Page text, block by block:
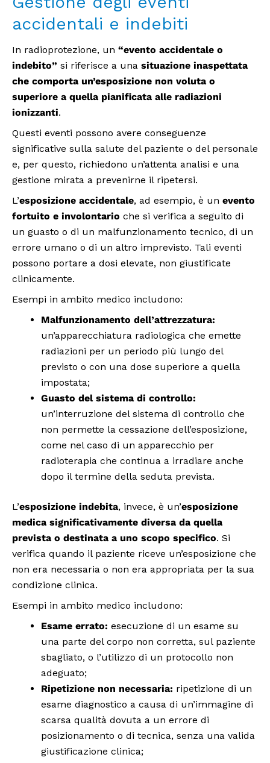
accidentali e indebiti
In radioprotezione, un “evento accidentale o
indebito” si riferisce a una situazione inaspettata
che comporta un’esposizione non voluta o
superiore a quella pianificata alle radiazioni
ionizzanti.
Questi eventi possono avere conseguenze
significative sulla salute del paziente o del personale
e, per questo, richiedono un’attenta analisi e una
gestione mirata a prevenirne il ripetersi.
L’esposizione accidentale, ad esempio, è un evento
fortuito e involontario che si verifica a seguito di
un guasto o di un malfunzionamento tecnico, di un
errore umano o di un altro imprevisto. Tali eventi
possono portare a dosi elevate, non giustificate
clinicamente.
Esempi in ambito medico includono:
Malfunzionamento dell’attrezzatura:
un’apparecchiatura radiologica che emette
radiazioni per un periodo più lungo del
previsto o con una dose superiore a quella
impostata;
Guasto del sistema di controllo:
un’interruzione del sistema di controllo che
non permette la cessazione dell’esposizione,
come nel caso di un apparecchio per
radioterapia che continua a irradiare anche
dopo il termine della seduta prevista.
L’esposizione indebita, invece, è un’esposizione
medica significativamente diversa da quella
prevista o destinata a uno scopo specifico. Si
verifica quando il paziente riceve un’esposizione che
non era necessaria o non era appropriata per la sua
condizione clinica.
Esempi in ambito medico includono:
Esame errato: esecuzione di un esame su
una parte del corpo non corretta, sul paziente
sbagliato, o l’utilizzo di un protocollo non
adeguato;
Ripetizione non necessaria: ripetizione di un
esame diagnostico a causa di un’immagine di
scarsa qualità dovuta a un errore di
posizionamento o di tecnica, senza una valida
giustificazione clinica;